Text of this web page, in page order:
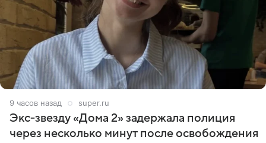
9 часов назад super.ru
Экс‑звезду «Дома 2» задержала полиция
через несколько минут после освобождения